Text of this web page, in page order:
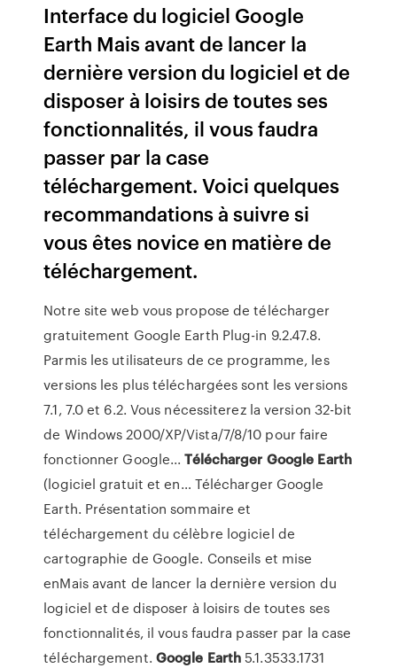
Interface du logiciel Google
Earth Mais avant de lancer la
dernière version du logiciel et de
disposer à loisirs de toutes ses
fonctionnalités, il vous faudra
passer par la case
téléchargement. Voici quelques
recommandations à suivre si
vous êtes novice en matière de
téléchargement.
Notre site web vous propose de télécharger
gratuitement Google Earth Plug-in 9.2.47.8.
Parmis les utilisateurs de ce programme, les
versions les plus téléchargées sont les versions
7.1, 7.0 et 6.2. Vous nécessiterez la version 32-bit
de Windows 2000/XP/Vista/7/8/10 pour faire
fonctionner Google...Télécharger Google Earth
(logiciel gratuit et en… Télécharger Google
Earth. Présentation sommaire et
téléchargement du célèbre logiciel de
cartographie de Google. Conseils et mise
enMais avant de lancer la dernière version du
logiciel et de disposer à loisirs de toutes ses
fonctionnalités, il vous faudra passer par la case
téléchargement. Google Earth5.1.3533.1731